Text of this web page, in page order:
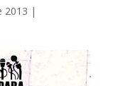
2013 |